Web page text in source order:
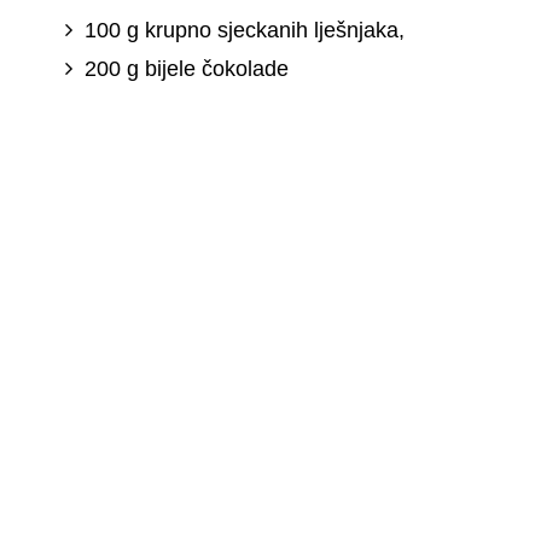
100 g krupno sjeckanih lješnjaka,
200 g bijele čokolade